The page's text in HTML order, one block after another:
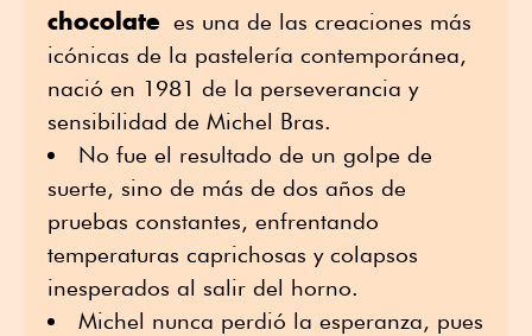
chocolate es una de las creaciones más
icónicas de la pastelería contemporánea,
nació en 1981 de la perseverancia y
sensibilidad de Michel Bras.
No fue el resultado de un golpe de
suerte, sino de más de dos años de
pruebas constantes, enfrentando
temperaturas caprichosas y colapsos
inesperados al salir del horno.
Michel nunca perdió la esperanza, pues